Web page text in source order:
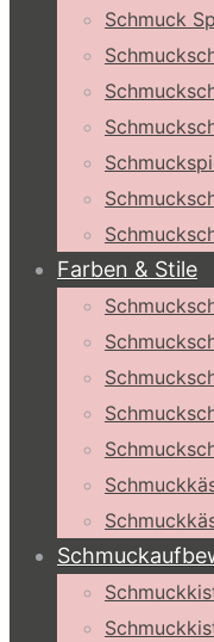
Schmuck
Farben & Stile